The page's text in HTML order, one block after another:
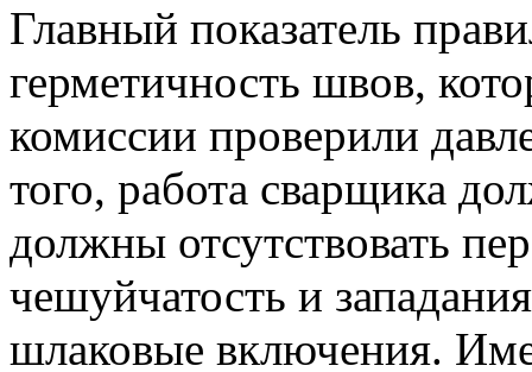
Главный показатель
герметичность швов,
комиссии проверили
того, работа сварщика
должны отсутствовать
чешуйчатость и
шлаковые включения.